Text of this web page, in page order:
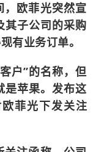
欧菲光突然宣
其子公司的采购
有业务订单。
户”的名称，但
是苹果。发布这
菲光下发关注